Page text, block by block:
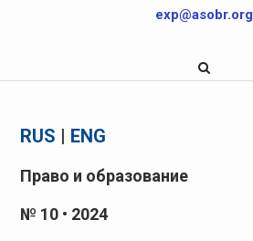
exp@asobr.org
RUS | ENG
Право и образование
№ 10 • 2024